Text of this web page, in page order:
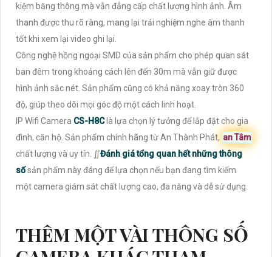
kiệm băng thông mà vẫn đẳng cấp chất lượng hình ảnh. Âm
thanh được thu rõ ràng, mang lại trải nghiệm nghe âm thanh
tốt khi xem lại video ghi lại.
Công nghệ hồng ngoại SMD của sản phẩm cho phép quan sát
ban đêm trong khoảng cách lên đến 30m mà vẫn giữ được
hình ảnh sắc nét. Sản phẩm cũng có khả năng xoay tròn 360
độ, giúp theo dõi mọi góc độ một cách linh hoạt.
IP Wifi Camera CS-H8Clà lựa chọn lý tưởng để lắp đặt cho gia
đình, căn hộ. Sản phẩm chính hãng từ An Thành Phát, an Tâm
chất lượng và uy tín. ∬Đánh giá tổng quan hết những thông
sốsản phẩm này đáng để lựa chọn nếu bạn đang tìm kiếm
một camera giám sát chất lượng cao, đa năng và dễ sử dụng.
THÊM MỘT VÀI THÔNG SỐ